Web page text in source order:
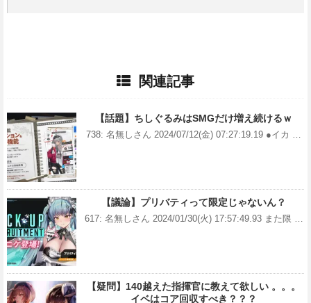
関連記事
【話題】ちしぐるみはSMGだけ増え続けるｗ
738: 名無しさん 2024/07/12(金) 07:27:19.19 ●イカ …
【議論】プリバティって限定じゃないん？
617: 名無しさん 2024/01/30(火) 17:57:49.93 また限 …
【疑問】140越えた指揮官に教えて欲しい 。。。
イベはコア回収すべき？？？